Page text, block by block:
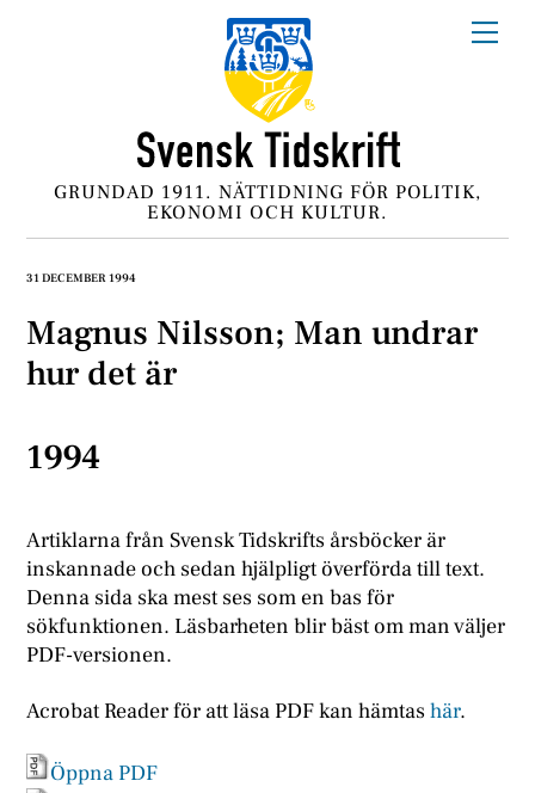
GRUNDAD 1911. NÄTTIDNING FÖR POLITIK,
EKONOMI OCH KULTUR.
31 DECEMBER 1994
Magnus Nilsson; Man undrar
hur det är
1994
Artiklarna från Svensk Tidskrifts årsböcker är
inskannade och sedan hjälpligt överförda till text.
Denna sida ska mest ses som en bas för
sökfunktionen. Läsbarheten blir bäst om man väljer
PDF-versionen.
Acrobat Reader för att läsa PDF kan hämtashär.
Öppna PDF